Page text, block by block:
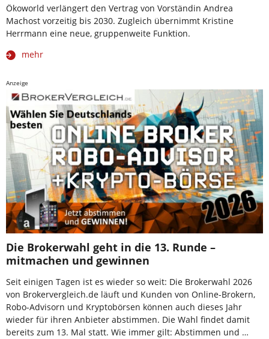
Ökoworld verlängert den Vertrag von Vorständin Andrea
Machost vorzeitig bis 2030. Zugleich übernimmt Kristine
Herrmann eine neue, gruppenweite Funktion.
mehr
Anzeige
Die Brokerwahl geht in die 13. Runde –
mitmachen und gewinnen
Seit einigen Tagen ist es wieder so weit: Die Brokerwahl 2026
von Brokervergleich.de läuft und Kunden von Online-Brokern,
Robo-Advisorn und Kryptobörsen können auch dieses Jahr
wieder für ihren Anbieter abstimmen. Die Wahl findet damit
bereits zum 13. Mal statt. Wie immer gilt: Abstimmen und …